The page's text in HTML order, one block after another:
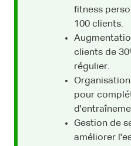
fitness
100 clients.
clients de
régulier.
pour
Gestion de
améliorer